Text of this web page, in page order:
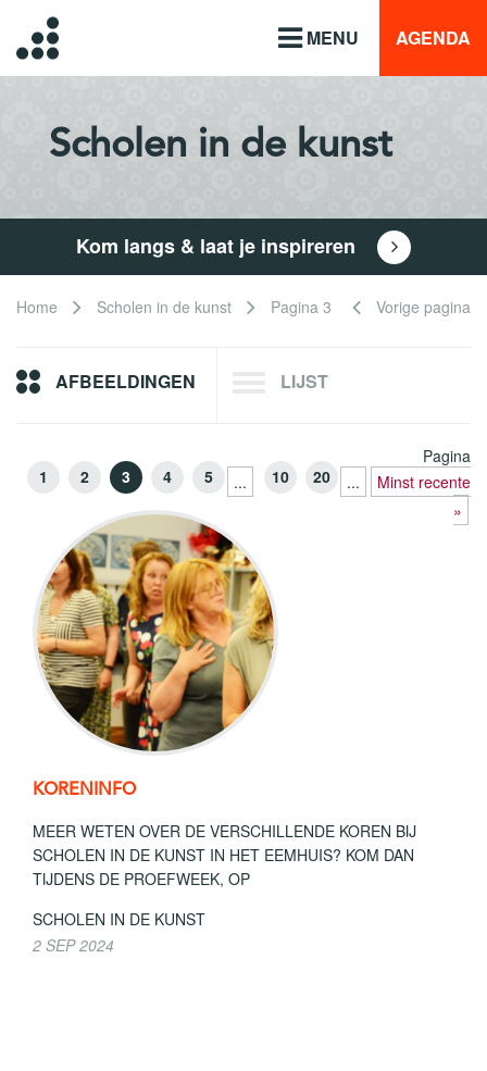
MENU AGENDA
Scholen in de kunst
Kom langs & laat je inspireren
Home Scholen in de kunst Pagina 3 Vorige pagina
AFBEELDINGEN LIJST
Pagina
1
2 3 4 5 ... 10 20 ...
Minst recente
»
KORENINFO
MEER WETEN OVER DE VERSCHILLENDE KOREN BIJ
SCHOLEN IN DE KUNST IN HET EEMHUIS? KOM DAN
TIJDENS DE PROEFWEEK, OP
SCHOLEN IN DE KUNST
2 SEP 2024